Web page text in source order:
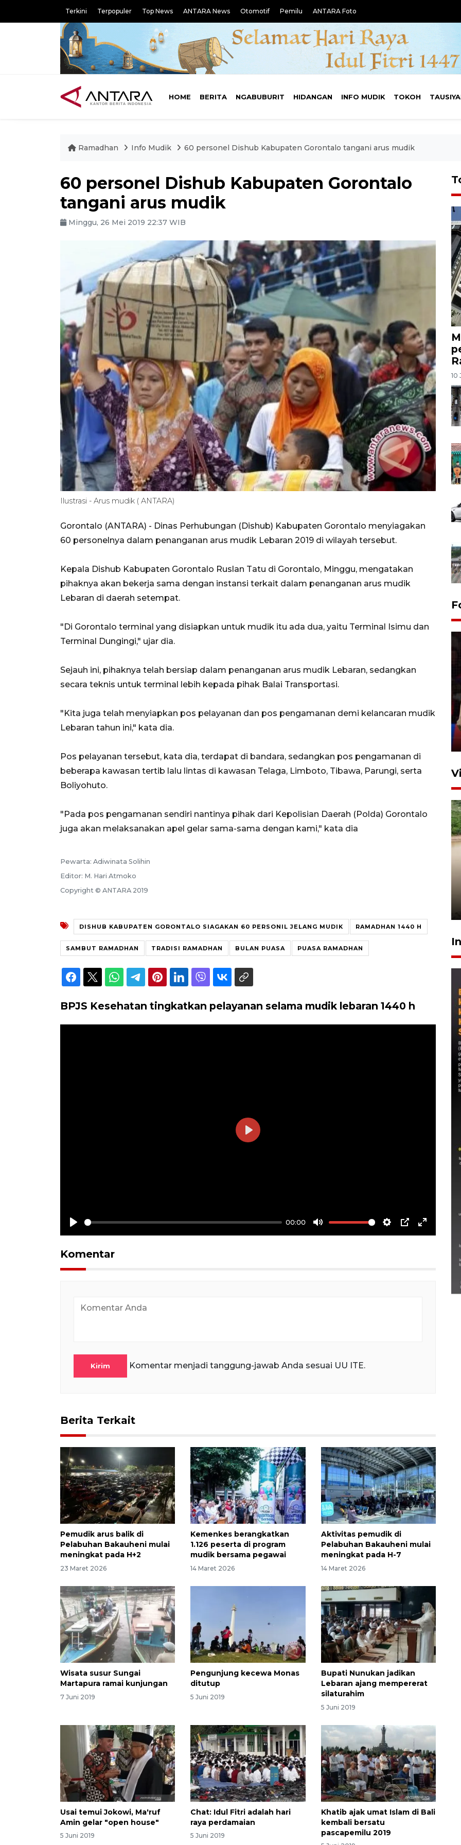
Terkini Terpopuler Top News ANTARA News Otomotif Pemilu ANTARA Foto
HOME BERITA NGABUBURIT HIDANGAN INFO MUDIK TOKOH
Ramadhan Info Mudik 60 personel Dishub Kabupaten Gorontalo tangani arus mudik
60 personel Dishub Kabupaten Gorontalo
tangani arus mudik
Minggu, 26 Mei 2019 22:37 WIB
Ilustrasi - Arus mudik ( ANTARA)
Gorontalo (ANTARA) - Dinas Perhubungan (Dishub) Kabupaten Gorontalo menyiagakan
60 personelnya dalam penanganan arus mudik Lebaran 2019 di wilayah tersebut.
Kepala Dishub Kabupaten Gorontalo Ruslan Tatu di Gorontalo, Minggu, mengatakan
pihaknya akan bekerja sama dengan instansi terkait dalam penanganan arus mudik
Lebaran di daerah setempat.
"Di Gorontalo terminal yang disiapkan untuk mudik itu ada dua, yaitu Terminal Isimu dan
Terminal Dungingi," ujar dia.
Sejauh ini, pihaknya telah bersiap dalam penanganan arus mudik Lebaran, sedangkan
secara teknis untuk terminal lebih kepada pihak Balai Transportasi.
"Kita juga telah menyiapkan pos pelayanan dan pos pengamanan demi kelancaran mudik
Lebaran tahun ini," kata dia.
Pos pelayanan tersebut, kata dia, terdapat di bandara, sedangkan pos pengamanan di
beberapa kawasan tertib lalu lintas di kawasan Telaga, Limboto, Tibawa, Parungi, serta
Boliyohuto.
"Pada pos pengamanan sendiri nantinya pihak dari Kepolisian Daerah (Polda) Gorontalo
juga akan melaksanakan apel gelar sama-sama dengan kami," kata dia
Pewarta: Adiwinata Solihin
Editor: M. Hari Atmoko
Copyright © ANTARA 2019
DISHUB KABUPATEN GORONTALO SIAGAKAN 60 PERSONIL JELANG MUDIK RAMADHAN 1440 H
SAMBUT RAMADHAN TRADISI RAMADHAN BULAN PUASA PUASA RAMADHAN
BPJS Kesehatan tingkatkan pelayanan selama mudik lebaran 1440 h
Play
00:00
Mute Settings
PIP Enter
Play
Komentar
Kirim Komentar menjadi tanggung-jawab Anda sesuai UU ITE.
Berita Terkait
Pemudik arus balik di
Pelabuhan Bakauheni mulai
meningkat pada H+2
23 Maret 2026
Kemenkes berangkatkan
1.126 peserta di program
mudik bersama pegawai
14 Maret 2026
Aktivitas pemudik di
Pelabuhan Bakauheni mulai
meningkat pada H-7
14 Maret 2026
Wisata susur Sungai
Martapura ramai kunjungan
7 Juni 2019
Pengunjung kecewa Monas
ditutup
5 Juni 2019
Bupati Nunukan jadikan
Lebaran ajang mempererat
silaturahim
5 Juni 2019
Usai temui Jokowi, Ma'ruf
Amin gelar "open house"
5 Juni 2019
Chat: Idul Fitri adalah hari
raya perdamaian
5 Juni 2019
Khatib ajak umat Islam di Bali
kembali bersatu
pascapemilu 2019
10
Lebaran Betawi 2026, ajang
upaya pelestarian budaya di